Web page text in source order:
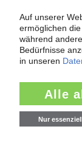
Als einer der
versorgt das
und